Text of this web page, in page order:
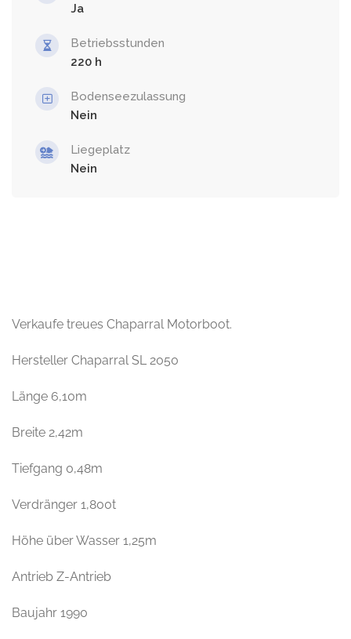
Ja
Betriebsstunden
220
Bodenseezulassung
Nein
Liegeplatz
Nein
Verkaufe treues Chaparral Motorboot.
Hersteller Chaparral SL 2050
Länge 6,10m
Breite 2,42m
Tiefgang 0,48m
Verdränger 1,800t
Höhe über Wasser 1,25m
Antrieb Z-Antrieb
Baujahr 1990